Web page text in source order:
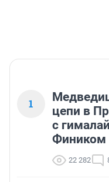
1
цепи в
с
Фиником
22 282